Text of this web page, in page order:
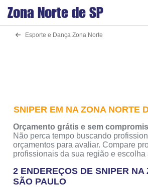
Zona Norte de SP
Esporte e Dança Zona Norte
SNIPER EM NA ZONA NORTE
Orçamento grátis e sem
Não perca tempo buscando
orçamentos para avaliar. Compare
profissionais da sua região e escolha
2 ENDEREÇOS DE SNIPER NA
SÃO PAULO